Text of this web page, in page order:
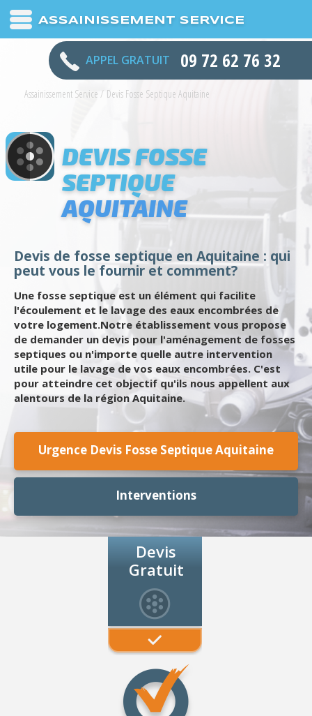
ASSAINISSEMENT SERVICE
APPEL GRATUIT 09 72 62 76 32
Assainissement Service / Devis Fosse Septique Aquitaine
DEVIS FOSSE
SEPTIQUE
AQUITAINE
Devis de fosse septique en Aquitaine : qui
peut vous le fournir et comment?
Une fosse septique est un élément qui facilite
l'écoulement et le lavage des eaux encombrées de
votre logement.Notre établissement vous propose
de demander un devis pour l'aménagement de fosses
septiques ou n'importe quelle autre intervention
utile pour le lavage de vos eaux encombrées. C'est
pour atteindre cet objectif qu'ils nous appellent aux
alentours de la région Aquitaine.
Urgence Devis Fosse Septique Aquitaine
Interventions
Devis
Gratuit